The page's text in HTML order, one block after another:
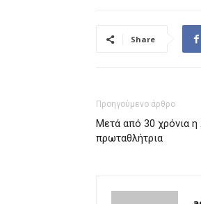
Share
Προηγούμενο άρθρο
Μετά από 30 χρόνια η
πρωταθλήτρια